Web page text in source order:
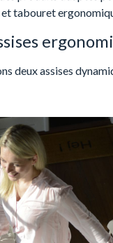
tabouret
deux assises